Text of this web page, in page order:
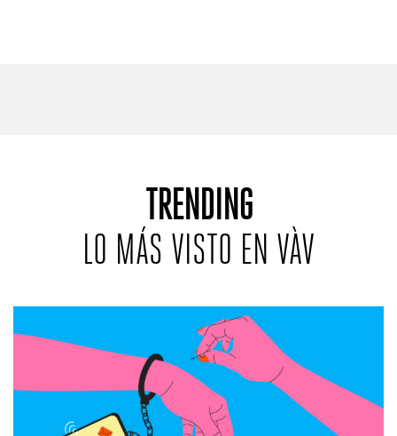
TRENDING
LO MÁS VISTO EN VÀV